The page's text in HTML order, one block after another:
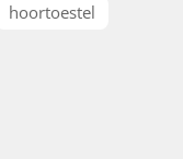
hoortoestel